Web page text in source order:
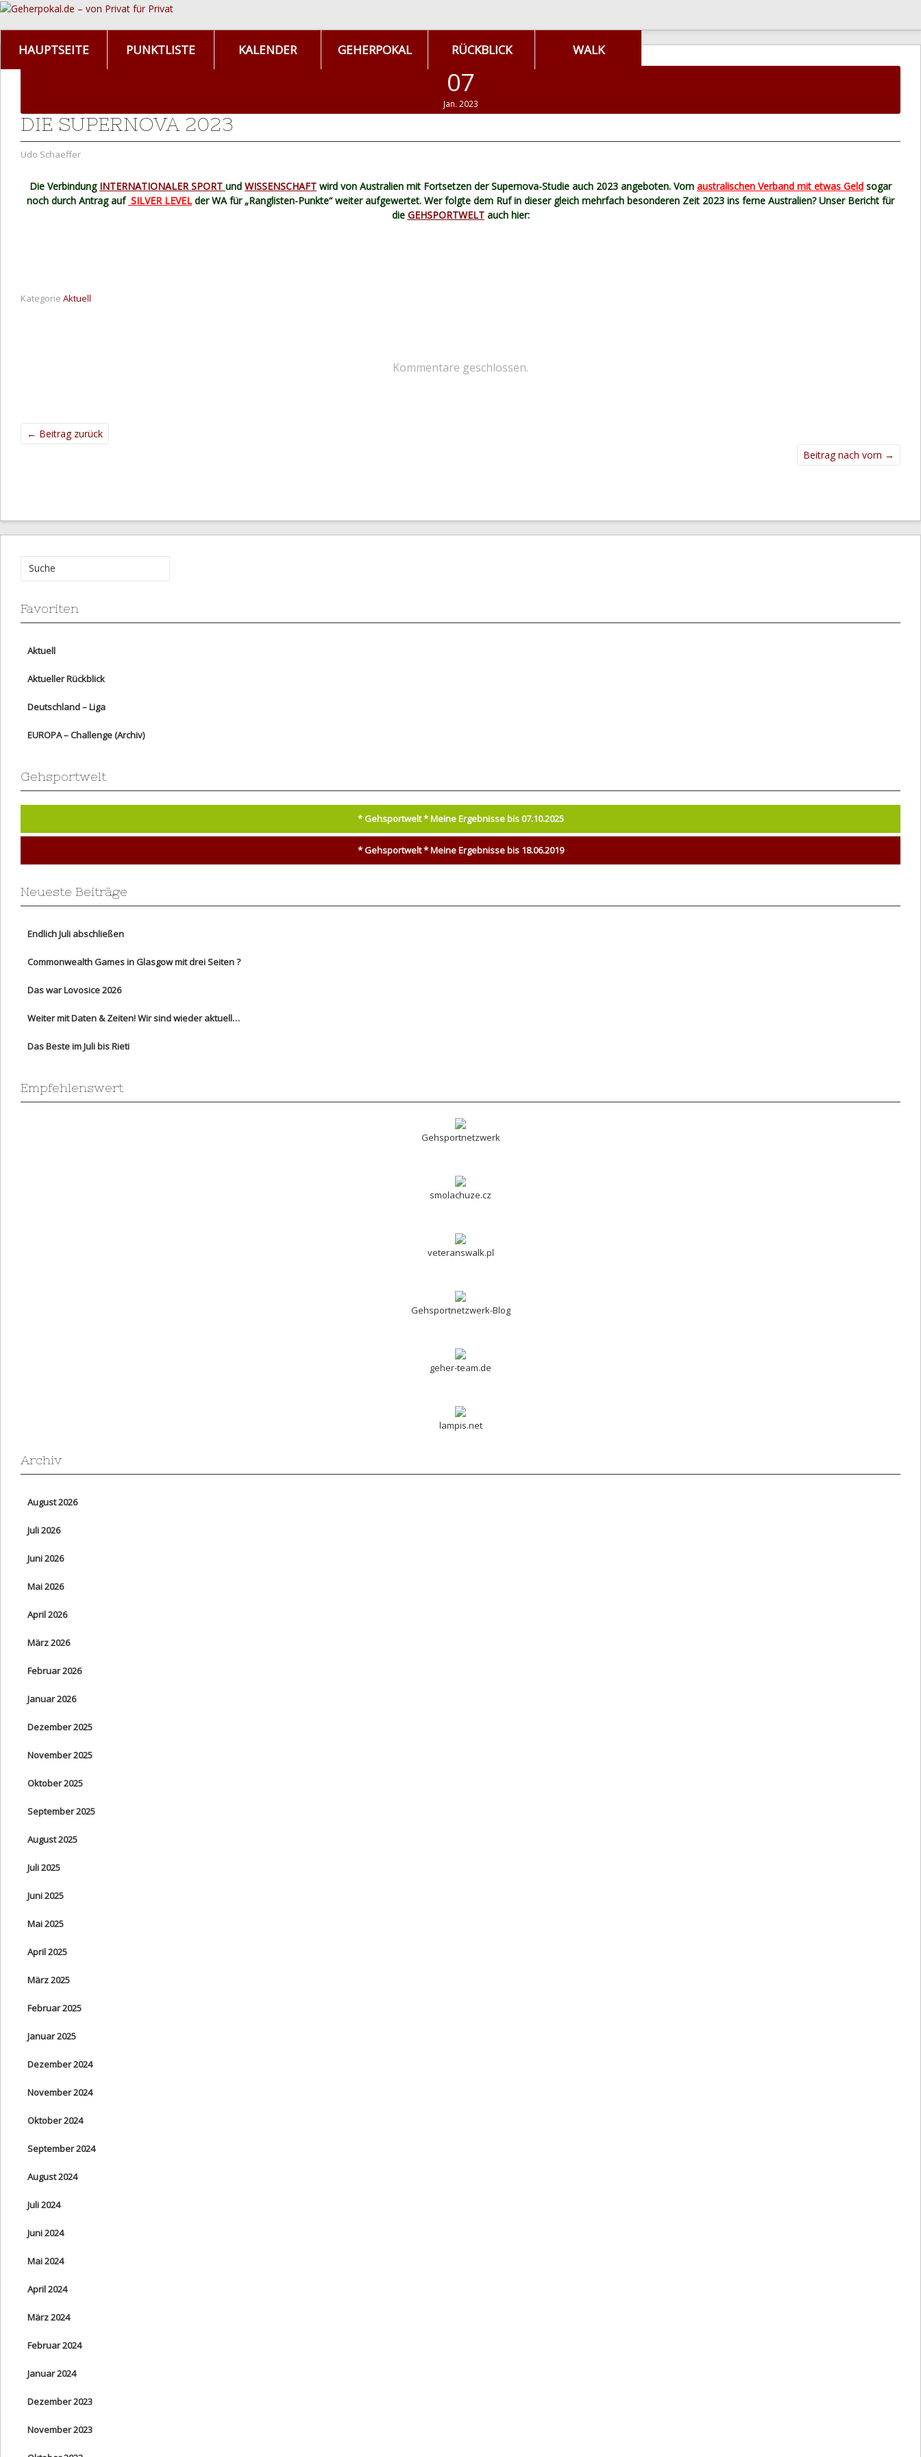
HAUPTSEITE PUNKTLISTE KALENDER GEHERPOKAL RÜCKBLICK WALK
07
Jan. 2023
DIE SUPERNOVA 2023
Udo Schaeffer
Die Verbindung INTERNATIONALER SPORT und WISSENSCHAFT wird von Australien mit Fortsetzen der Supernova-Studie auch 2023 angeboten. Vom australischen Verband mit etwas Geld sogar
noch durch Antrag auf SILVER LEVEL der WA für „Ranglisten-Punkte“ weiter aufgewertet. Wer folgte dem Ruf in dieser gleich mehrfach besonderen Zeit 2023 ins ferne Australien? Unser Bericht für
die GEHSPORTWELTauch hier:
Kategorie Aktuell
Kommentare geschlossen.
← Beitrag zurück
Beitrag nach vorn →
Favoriten
Aktuell
Aktueller Rückblick
Deutschland – Liga
EUROPA – Challenge (Archiv)
Gehsportwelt
* Gehsportwelt * Meine Ergebnisse bis 07.10.2025
* Gehsportwelt * Meine Ergebnisse bis 18.06.2019
Neueste Beiträge
Endlich Juli abschließen
Commonwealth Games in Glasgow mit drei Seiten ?
Das war Lovosice 2026
Weiter mit Daten & Zeiten! Wir sind wieder aktuell…
Das Beste im Juli bis Rieti
Empfehlenswert
Gehsportnetzwerk
smolachuze.cz
veteranswalk.pl
Gehsportnetzwerk-Blog
geher-team.de
lampis.net
Archiv
August 2026
Juli 2026
Juni 2026
Mai 2026
April 2026
März 2026
Februar 2026
Januar 2026
Dezember 2025
November 2025
Oktober 2025
September 2025
August 2025
Juli 2025
Juni 2025
Mai 2025
April 2025
März 2025
Februar 2025
Januar 2025
Dezember 2024
November 2024
Oktober 2024
September 2024
August 2024
Juli 2024
Juni 2024
Mai 2024
April 2024
März 2024
Februar 2024
Januar 2024
Dezember 2023
November 2023